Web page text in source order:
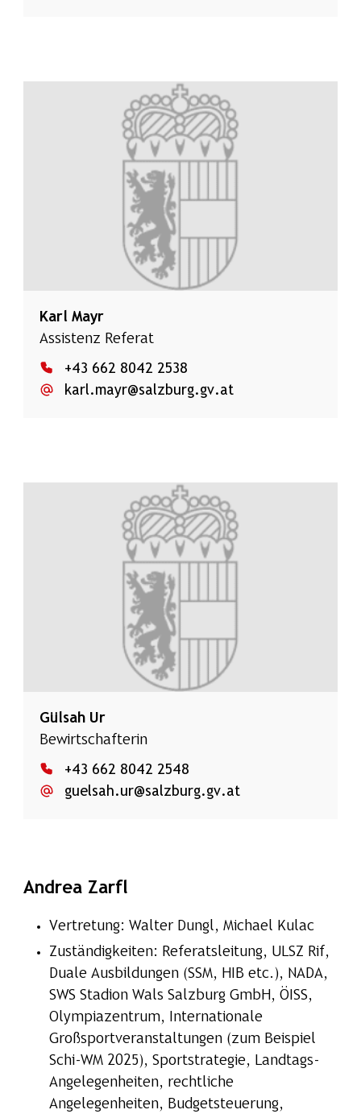
Karl Mayr
Assistenz Referat
+43 662 8042 2538
karl.mayr@salzburg.gv.at
Gülsah Ur
Bewirtschafterin
+43 662 8042 2548
guelsah.ur@salzburg.gv.at
Andrea Zarfl
Vertretung: Walter Dungl, Michael Kulac
Zuständigkeiten: Referatsleitung, ULSZ Rif,
Duale Ausbildungen (SSM, HIB etc.), NADA,
SWS Stadion Wals Salzburg GmbH, ÖISS,
Olympiazentrum, Internationale
Großsportveranstaltungen (zum Beispiel
Schi-WM 2025), Sportstrategie, Landtags-
Angelegenheiten, rechtliche
Angelegenheiten, Budgetsteuerung,